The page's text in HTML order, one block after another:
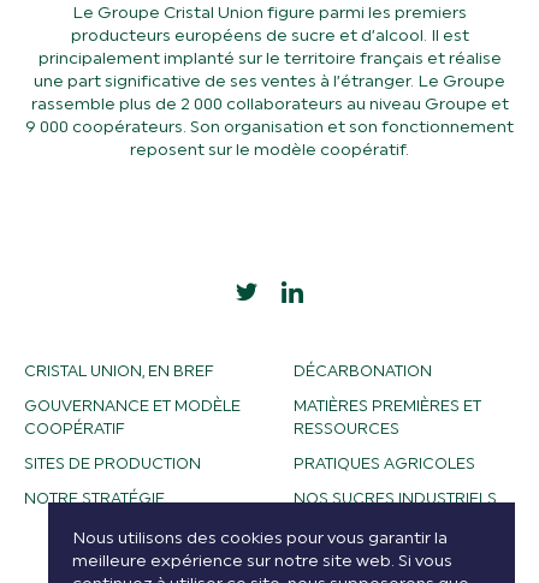
Le Groupe Cristal Union figure parmi les premiers
producteurs européens de sucre et d’alcool. Il est
principalement implanté sur le territoire français et réalise
une part significative de ses ventes à l’étranger. Le Groupe
rassemble plus de 2 000 collaborateurs au niveau Groupe et
9 000 coopérateurs. Son organisation et son fonctionnement
reposent sur le modèle coopératif.
CRISTAL UNION, EN BREF
GOUVERNANCE ET MODÈLE
COOPÉRATIF
SITES DE PRODUCTION
NOTRE STRATÉGIE
DÉCARBONATION
MATIÈRES PREMIÈRES ET
RESSOURCES
PRATIQUES AGRICOLES
NOS SUCRES INDUSTRIELS
NOS ALCOOLS
BIOETHANOL
Nous utilisons des cookies pour vous garantir la
meilleure expérience sur notre site web. Si vous